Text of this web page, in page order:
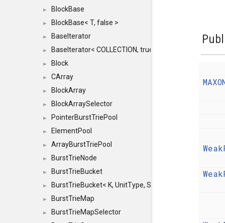
► BlockBase
► BlockBase< T, false >
► BaseIterator
► BaseIterator< COLLECTION, true >
► Block
► CArray
► BlockArray
► BlockArraySelector
► PointerBurstTriePool
► ElementPool
► ArrayBurstTriePool
► BurstTrieNode
► BurstTrieBucket
► BurstTrieBucket< K, UnitType, SIZE >
► BurstTrieMap
►
BurstTrieMapSelector